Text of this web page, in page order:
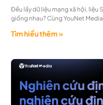
Đều lấy dữ liệu mạng xã hội,
giống nhau? Cùng YouNet
Tìm hiểu thêm »